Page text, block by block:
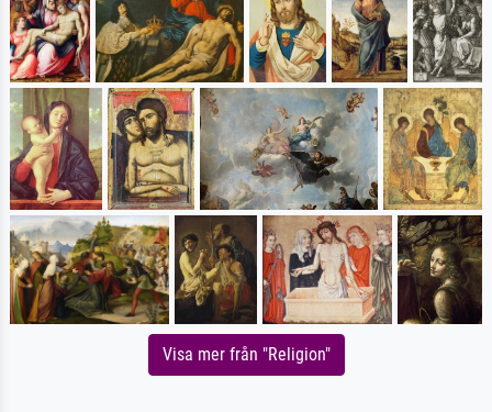
Visa mer från "Religion"